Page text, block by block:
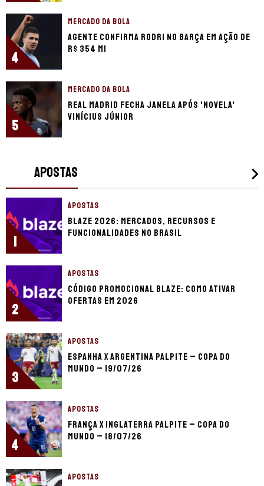
4
MERCADO DA BOLA
Agente confirma Rodri no Barça em ação de
R$ 354 mi
5
MERCADO DA BOLA
Real Madrid fecha janela após 'novela'
Vinícius Júnior
APOSTAS
1
APOSTAS
Blaze 2026: mercados, recursos e
funcionalidades no Brasil
2
APOSTAS
Código promocional Blaze: como ativar
ofertas em 2026
3
APOSTAS
Espanha x Argentina palpite – Copa do
Mundo – 19/07/26
4
APOSTAS
França x Inglaterra palpite – Copa do
Mundo – 18/07/26
APOSTAS